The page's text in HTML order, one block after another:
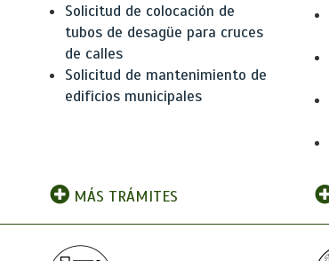
Solicitud de colocación de
tubos de desagüe para cruces
de calles
Solicitud de mantenimiento de
edificios municipales
MÁS TRÁMITES